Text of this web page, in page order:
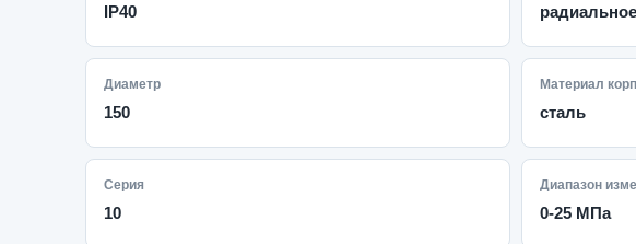
IP40 радиальное
Диаметр
150
Материал
сталь
Серия
10
Диапазон
0-25 МПа